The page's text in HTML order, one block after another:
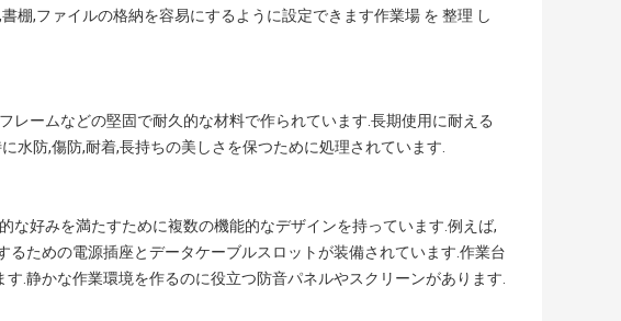
棚,ファイルの格納を容易にするように設定できます作業場 を 整理 し
レームなどの堅固で耐久的な材料で作られています.長期使用に耐える
水防,傷防,耐着,長持ちの美しさを保つために処理されています.
な好みを満たすために複数の機能的なデザインを持っています.例えば,
ための電源插座とデータケーブルスロットが装備されています.作業台
.静かな作業環境を作るのに役立つ防音パネルやスクリーンがあります.